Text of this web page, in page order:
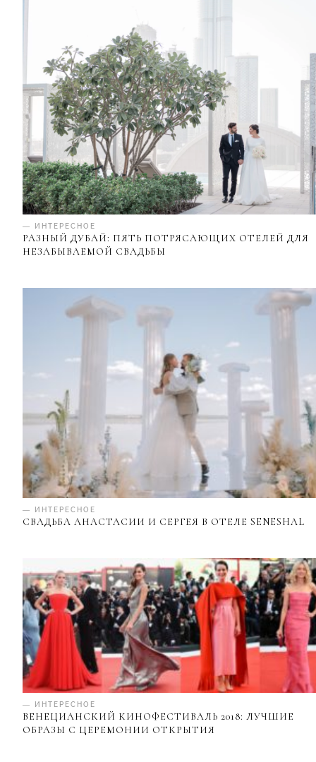
— ИНТЕРЕСНОЕ
РАЗНЫЙ ДУБАЙ: ПЯТЬ ПОТРЯСАЮЩИХ ОТЕЛЕЙ ДЛЯ
НЕЗАБЫВАЕМОЙ СВАДЬБЫ
— ИНТЕРЕСНОЕ
СВАДЬБА АНАСТАСИИ И СЕРГЕЯ В ОТЕЛЕ SENESHAL
— ИНТЕРЕСНОЕ
ВЕНЕЦИАНСКИЙ КИНОФЕСТИВАЛЬ 2018: ЛУЧШИЕ
ОБРАЗЫ С ЦЕРЕМОНИИ ОТКРЫТИЯ